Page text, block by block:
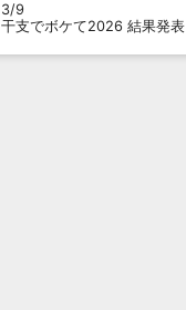
3/9
干支でボケて2026 結果発表